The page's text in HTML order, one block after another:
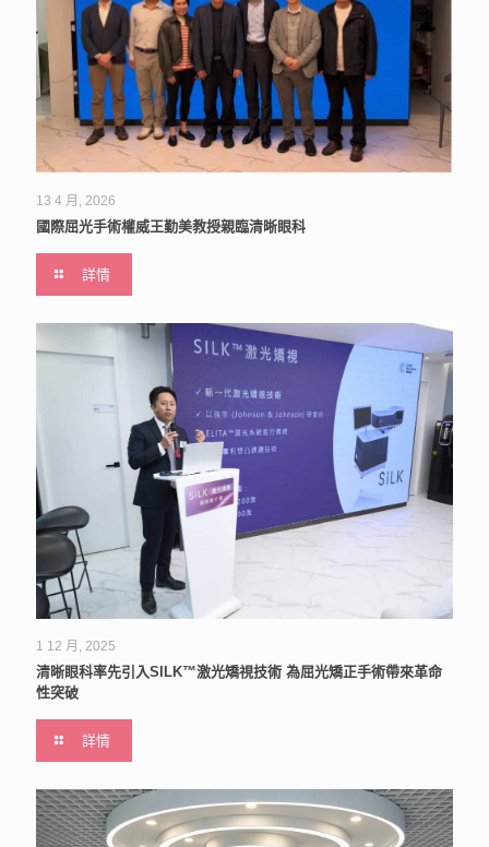
13 4 月, 2026
國際屈光手術權威王勤美教授親臨清晰眼科
詳情
1 12 月, 2025
清晰眼科率先引入SILK™激光矯視技術 為屈光矯正手術帶來革命
性突破
詳情